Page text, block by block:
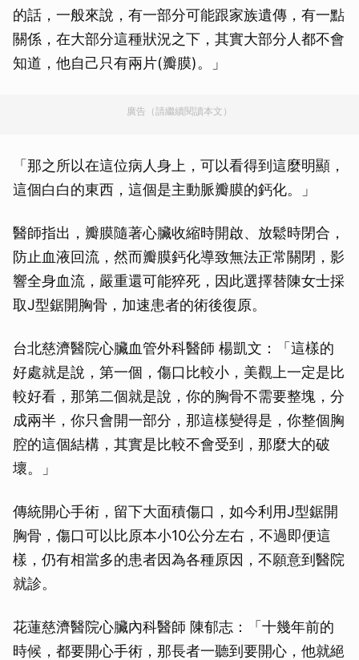
的話，一般來說，有一部分可能跟家族遺傳，有一點
關係，在大部分這種狀況之下，其實大部分人都不會
知道，他自己只有兩片(瓣膜)。」
廣告（請繼續閱讀本文）
「那之所以在這位病人身上，可以看得到這麼明顯，
這個白白的東西，這個是主動脈瓣膜的鈣化。」
醫師指出，瓣膜隨著心臟收縮時開啟、放鬆時閉合，
防止血液回流，然而瓣膜鈣化導致無法正常關閉，影
響全身血流，嚴重還可能猝死，因此選擇替陳女士採
取J型鋸開胸骨，加速患者的術後復原。
台北慈濟醫院心臟血管外科醫師 楊凱文：「這樣的
好處就是說，第一個，傷口比較小，美觀上一定是比
較好看，那第二個就是說，你的胸骨不需要整塊，分
成兩半，你只會開一部分，那這樣變得是，你整個胸
腔的這個結構，其實是比較不會受到，那麼大的破
壞。」
傳統開心手術，留下大面積傷口，如今利用J型鋸開
胸骨，傷口可以比原本小10公分左右，不過即便這
樣，仍有相當多的患者因為各種原因，不願意到醫院
就診。
花蓮慈濟醫院心臟內科醫師 陳郁志：「十幾年前的
時候，都要開心手術，那長者一聽到要開心，他就絕